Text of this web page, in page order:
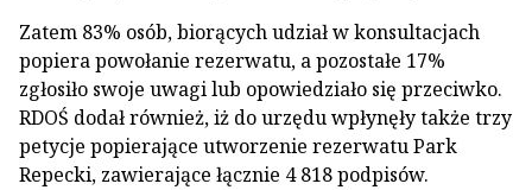
Zatem 83% osób, biorących udział w konsultacjach
popiera powołanie rezerwatu, a pozostałe 17%
zgłosiło swoje uwagi lub opowiedziało się przeciwko.
RDOŚ dodał również, iż do urzędu wpłynęły także trzy
petycje popierające utworzenie rezerwatu Park
Repecki, zawierające łącznie 4 818 podpisów.